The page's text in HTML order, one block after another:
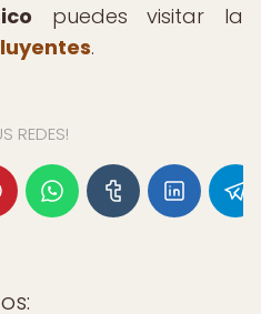
puedes visitar la
.
REDES!